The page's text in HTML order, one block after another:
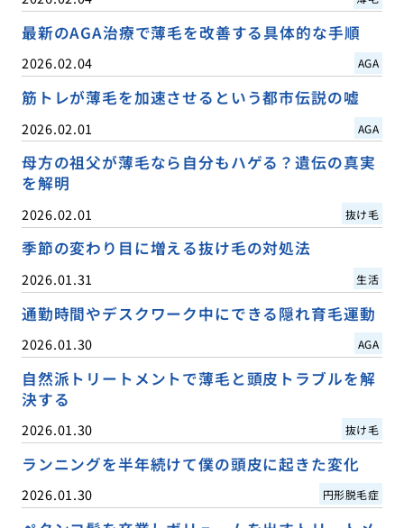
最新のAGA治療で薄毛を改善する具体的な手順
2026.02.04 AGA
筋トレが薄毛を加速させるという都市伝説の嘘
2026.02.01 AGA
母方の祖父が薄毛なら自分もハゲる？遺伝の真実
を解明
2026.02.01 抜け毛
季節の変わり目に増える抜け毛の対処法
2026.01.31 生活
通勤時間やデスクワーク中にできる隠れ育毛運動
2026.01.30 AGA
自然派トリートメントで薄毛と頭皮トラブルを解
決する
2026.01.30 抜け毛
ランニングを半年続けて僕の頭皮に起きた変化
2026.01.30 円形脱毛症